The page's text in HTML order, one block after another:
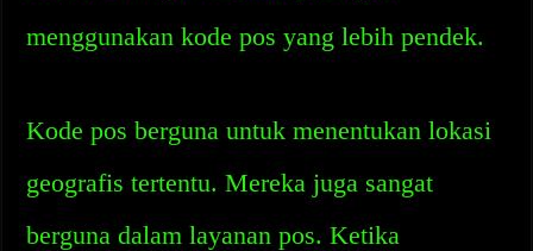
menggunakan kode pos yang lebih pendek.
Kode pos berguna untuk menentukan lokasi
geografis tertentu. Mereka juga sangat
berguna dalam layanan pos. Ketika